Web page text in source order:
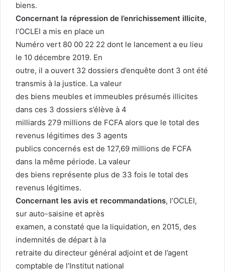
biens.
Concernant la répression de l’enrichissement illicite,
l’OCLEI a mis en place un
Numéro vert 80 00 22 22 dont le lancement a eu lieu
le 10 décembre 2019. En
outre, il a ouvert 32 dossiers d’enquête dont 3 ont été
transmis à la justice. La valeur
des biens meubles et immeubles présumés illicites
dans ces 3 dossiers s’élève à 4
milliards 279 millions de FCFA alors que le total des
revenus légitimes des 3 agents
publics concernés est de 127,69 millions de FCFA
dans la même période. La valeur
des biens représente plus de 33 fois le total des
revenus légitimes.
Concernant les avis et recommandations, l’OCLEI,
sur auto-saisine et après
examen, a constaté que la liquidation, en 2015, des
indemnités de départ à la
retraite du directeur général adjoint et de l’agent
comptable de l’Institut national